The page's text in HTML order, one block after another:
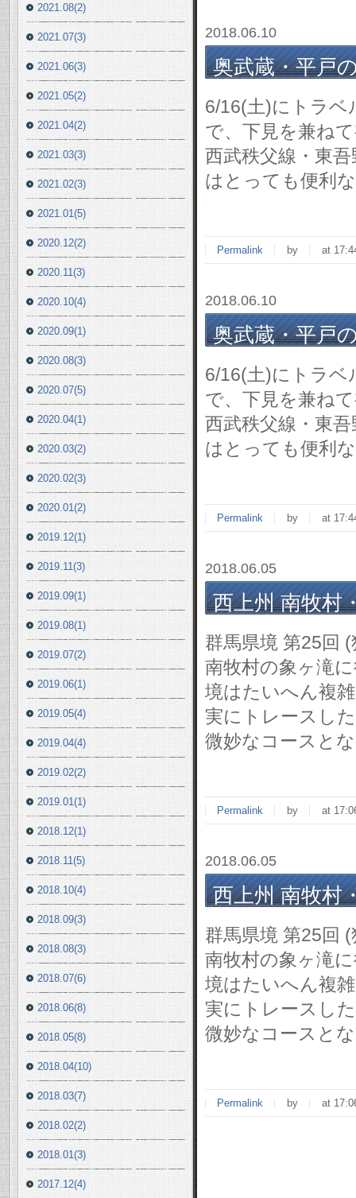
2018.06.10
奥武蔵・平戸
6/16(土)にトラベ
で、下見を兼ね
西武秩父線・東
はとっても便利
Permalink by at
2018.06.10
奥武蔵・平戸
6/16(土)にトラベ
で、下見を兼ね
西武秩父線・東
はとっても便利
Permalink by at
2018.06.05
西上州 南牧村
群馬県境 第25回
南牧村の象ヶ滝
境はたいへん複
実にトレースし
微妙なコースと
Permalink by at
2018.06.05
西上州 南牧村
群馬県境 第25回
南牧村の象ヶ滝
境はたいへん複
実にトレースし
微妙なコースと
Permalink by at
2021.08(2)
2021.07(3)
2021.06(3)
2021.05(2)
2021.04(2)
2021.03(3)
2021.02(3)
2021.01(5)
2020.12(2)
2020.11(3)
2020.10(4)
2020.09(1)
2020.08(3)
2020.07(5)
2020.04(1)
2020.03(2)
2020.02(3)
2020.01(2)
2019.12(1)
2019.11(3)
2019.09(1)
2019.08(1)
2019.07(2)
2019.06(1)
2019.05(4)
2019.04(4)
2019.02(2)
2019.01(1)
2018.12(1)
2018.11(5)
2018.10(4)
2018.09(3)
2018.08(3)
2018.07(6)
2018.06(8)
2018.05(8)
2018.04(10)
2018.03(7)
2018.02(2)
2018.01(3)
2017.12(4)